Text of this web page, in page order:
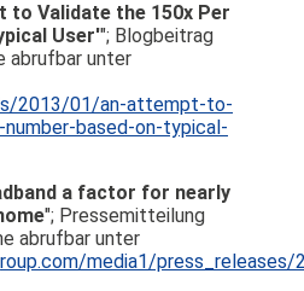
to Validate the 150x Per
User'"; Blogbeitrag
abrufbar unter
2013/01/an-attempt-to-
based-on-typical-
a factor for nearly
"; Pressemitteilung
abrufbar unter
media1/